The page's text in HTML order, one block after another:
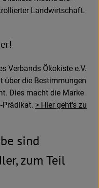
Landwirtschaft.
Verbands Ökokiste e.V.
über die Bestimmungen
Dies macht die Marke
Prädikat. > Hier geht's zu
sind
zum Teil